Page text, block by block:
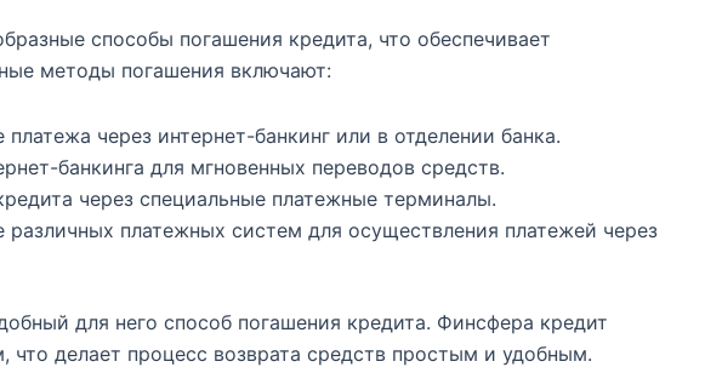
способы погашения кредита, что обеспечивает
методы погашения включают:
через интернет-банкинг или в отделении банка.
банкинга для мгновенных переводов средств.
через специальные платежные терминалы.
различных платежных систем для осуществления платежей через
для него способ погашения кредита. Финсфера кредит
делает процесс возврата средств простым и удобным.